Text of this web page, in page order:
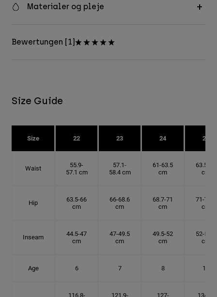
Materialer og pleje
Bewertungen [1]
Size Guide
Size 22 23 24 25
Waist
55.9-
57.1 cm
57.1-
58.4 cm
61-63.5
cm
63.5-66
cm
Hip
63.5-66
cm
66-68.6
cm
68.7-71
cm
71-73.6
cm
Inseam
44.5-47
cm
47-49.5
cm
49.5-52
cm
52-54.6
cm
Age 6 7 8 10
116.8-
121.9-
127-
134.6-